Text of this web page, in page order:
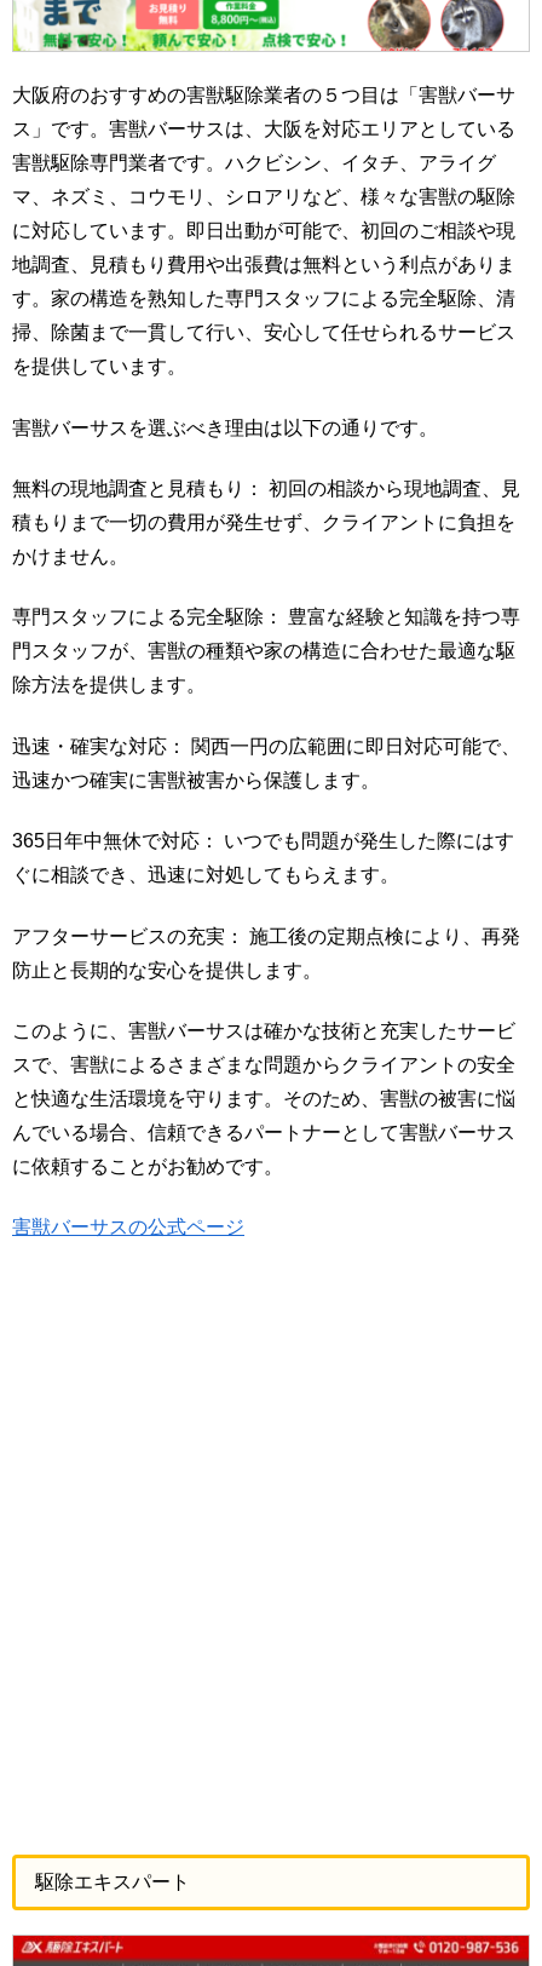
大阪府のおすすめの害獣駆除業者の５つ目は「害獣バーサ
ス」です。害獣バーサスは、大阪を対応エリアとしている
害獣駆除専門業者です。ハクビシン、イタチ、アライグ
マ、ネズミ、コウモリ、シロアリなど、様々な害獣の駆除
に対応しています。即日出動が可能で、初回のご相談や現
地調査、見積もり費用や出張費は無料という利点がありま
す。家の構造を熟知した専門スタッフによる完全駆除、清
掃、除菌まで一貫して行い、安心して任せられるサービス
を提供しています。
害獣バーサスを選ぶべき理由は以下の通りです。
無料の現地調査と見積もり： 初回の相談から現地調査、見
積もりまで一切の費用が発生せず、クライアントに負担を
かけません。
専門スタッフによる完全駆除： 豊富な経験と知識を持つ専
門スタッフが、害獣の種類や家の構造に合わせた最適な駆
除方法を提供します。
迅速・確実な対応： 関西一円の広範囲に即日対応可能で、
迅速かつ確実に害獣被害から保護します。
365日年中無休で対応： いつでも問題が発生した際にはす
ぐに相談でき、迅速に対処してもらえます。
アフターサービスの充実： 施工後の定期点検により、再発
防止と長期的な安心を提供します。
このように、害獣バーサスは確かな技術と充実したサービ
スで、害獣によるさまざまな問題からクライアントの安全
と快適な生活環境を守ります。そのため、害獣の被害に悩
んでいる場合、信頼できるパートナーとして害獣バーサス
に依頼することがお勧めです。
害獣バーサスの公式ページ
駆除エキスパート